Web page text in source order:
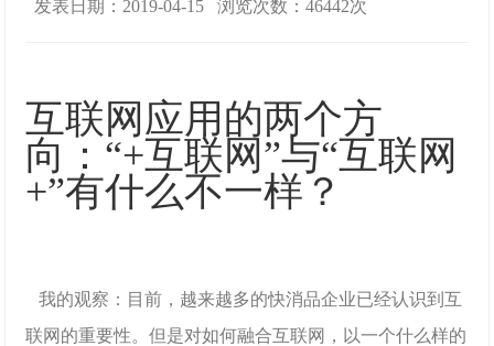
发表日期：2019-04-15 浏览次数：46442次
互联网应用的两个方
向：“+互联网”与“互联网
+”有什么不一样？
我的观察：目前，越来越多的快消品企业已经认识到互
联网的重要性。但是对如何融合互联网，以一个什么样的